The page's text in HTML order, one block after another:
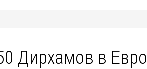
Дирхамов в Евро